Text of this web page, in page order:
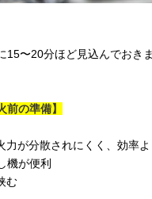
15〜20分ほど見込んでおき
前の準備】
力が分散されにくく、効率
機が便利
む